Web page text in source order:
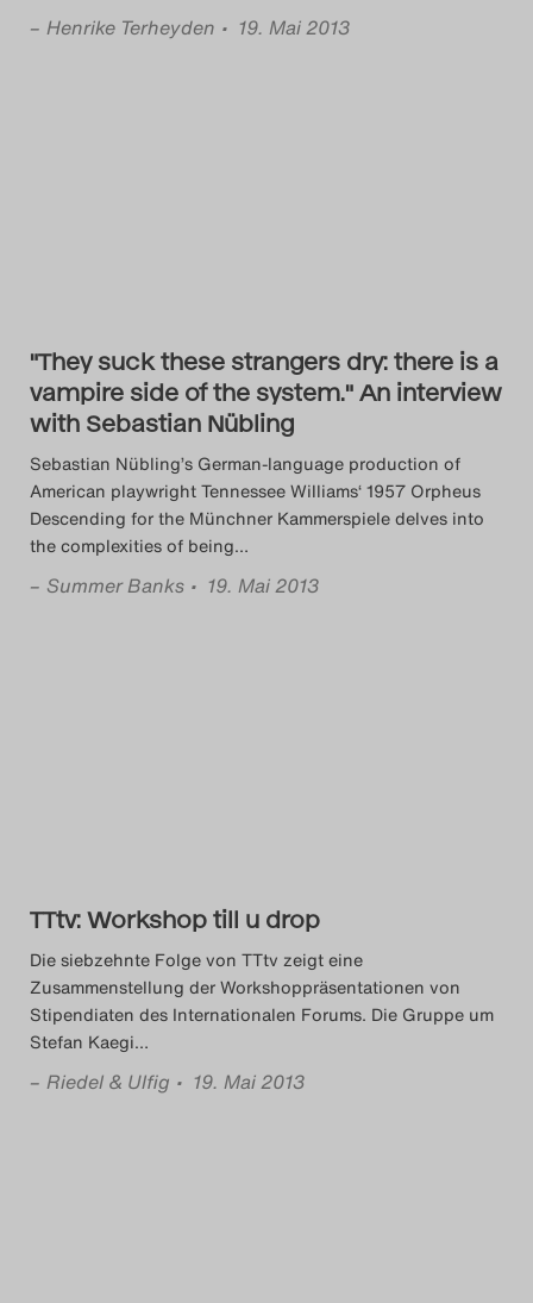
– Henrike Terheyden • 19. Mai 2013
"They suck these strangers dry: there is a
vampire side of the system." An interview
with Sebastian Nübling
Sebastian Nübling’s German-language production of
American playwright Tennessee Williams‘ 1957 Orpheus
Descending for the Münchner Kammerspiele delves into
the complexities of being…
– Summer Banks • 19. Mai 2013
TTtv: Workshop till u drop
Die siebzehnte Folge von TTtv zeigt eine
Zusammenstellung der Workshoppräsentationen von
Stipendiaten des Internationalen Forums. Die Gruppe um
Stefan Kaegi…
– Riedel & Ulfig • 19. Mai 2013